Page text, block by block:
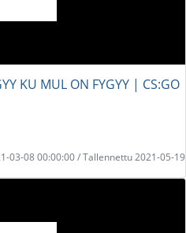
KU MUL ON FYGYY | CS:GO
03-08 00:00:00 / Tallennettu 2021-05-19